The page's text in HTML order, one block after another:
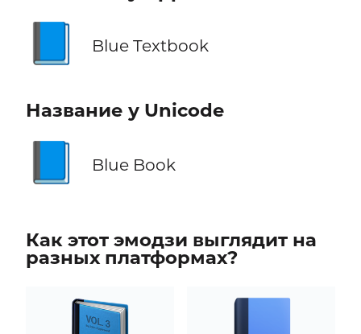
Blue Textbook
Название у Unicode
Blue Book
Как этот эмодзи выглядит на
разных платформах?